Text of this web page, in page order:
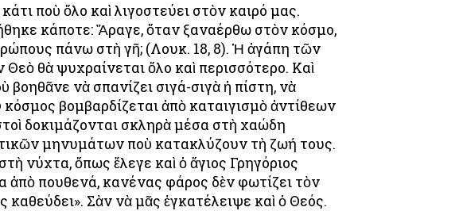
ποὺ ὅλο καὶ λιγοστεύει στὸν καιρό μας.
κάποτε: Ἄραγε, ὅταν ξαναέρθω στὸν κόσμο,
πάνω στὴ γῆ; (Λουκ. 18, 8). Ἡ ἀγάπη τῶν
θὰ ψυχραίνεται ὅλο καὶ περισσότερο. Καὶ
βοηθᾶνε νὰ σπανίζει σιγά-σιγὰ ἡ πίστη, νὰ
βομβαρδίζεται ἀπὸ καταιγισμὸ ἀντίθεων
δοκιμάζονται σκληρὰ μέσα στὴ χαώδη
μηνυμάτων ποὺ κατακλύζουν τὴ ζωή τους.
νύχτα, ὅπως ἔλεγε καὶ ὁ ἅγιος Γρηγόριος
ἀπὸ πουθενά, κανένας φάρος δὲν φωτίζει τὸν
καθεύδει». Σὰν νὰ μᾶς ἐγκατέλειψε καὶ ὁ Θεός.